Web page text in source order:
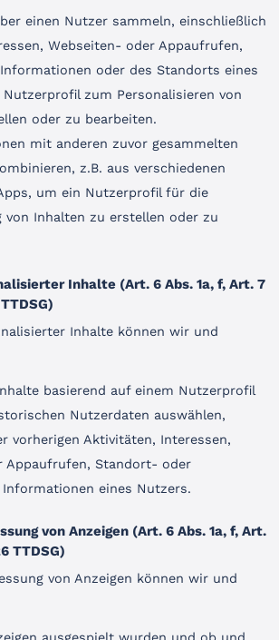
einen Nutzer sammeln, einschließlich
Webseiten- oder Appaufrufen,
oder des Standorts eines
zum Personalisieren von
oder zu bearbeiten.
mit anderen zuvor gesammelten
z.B. aus verschiedenen
um ein Nutzerprofil für die
von Inhalten zu erstellen oder zu
Inhalte (Art. 6 Abs. 1a, f, Art. 7
Inhalte können wir und
basierend auf einem Nutzerprofil
Nutzerdaten auswählen,
vorherigen Aktivitäten, Interessen,
Appaufrufen, Standort- oder
eines Nutzers.
von Anzeigen (Art. 6 Abs. 1a, f, Art.
TTDSG)
von Anzeigen können wir und